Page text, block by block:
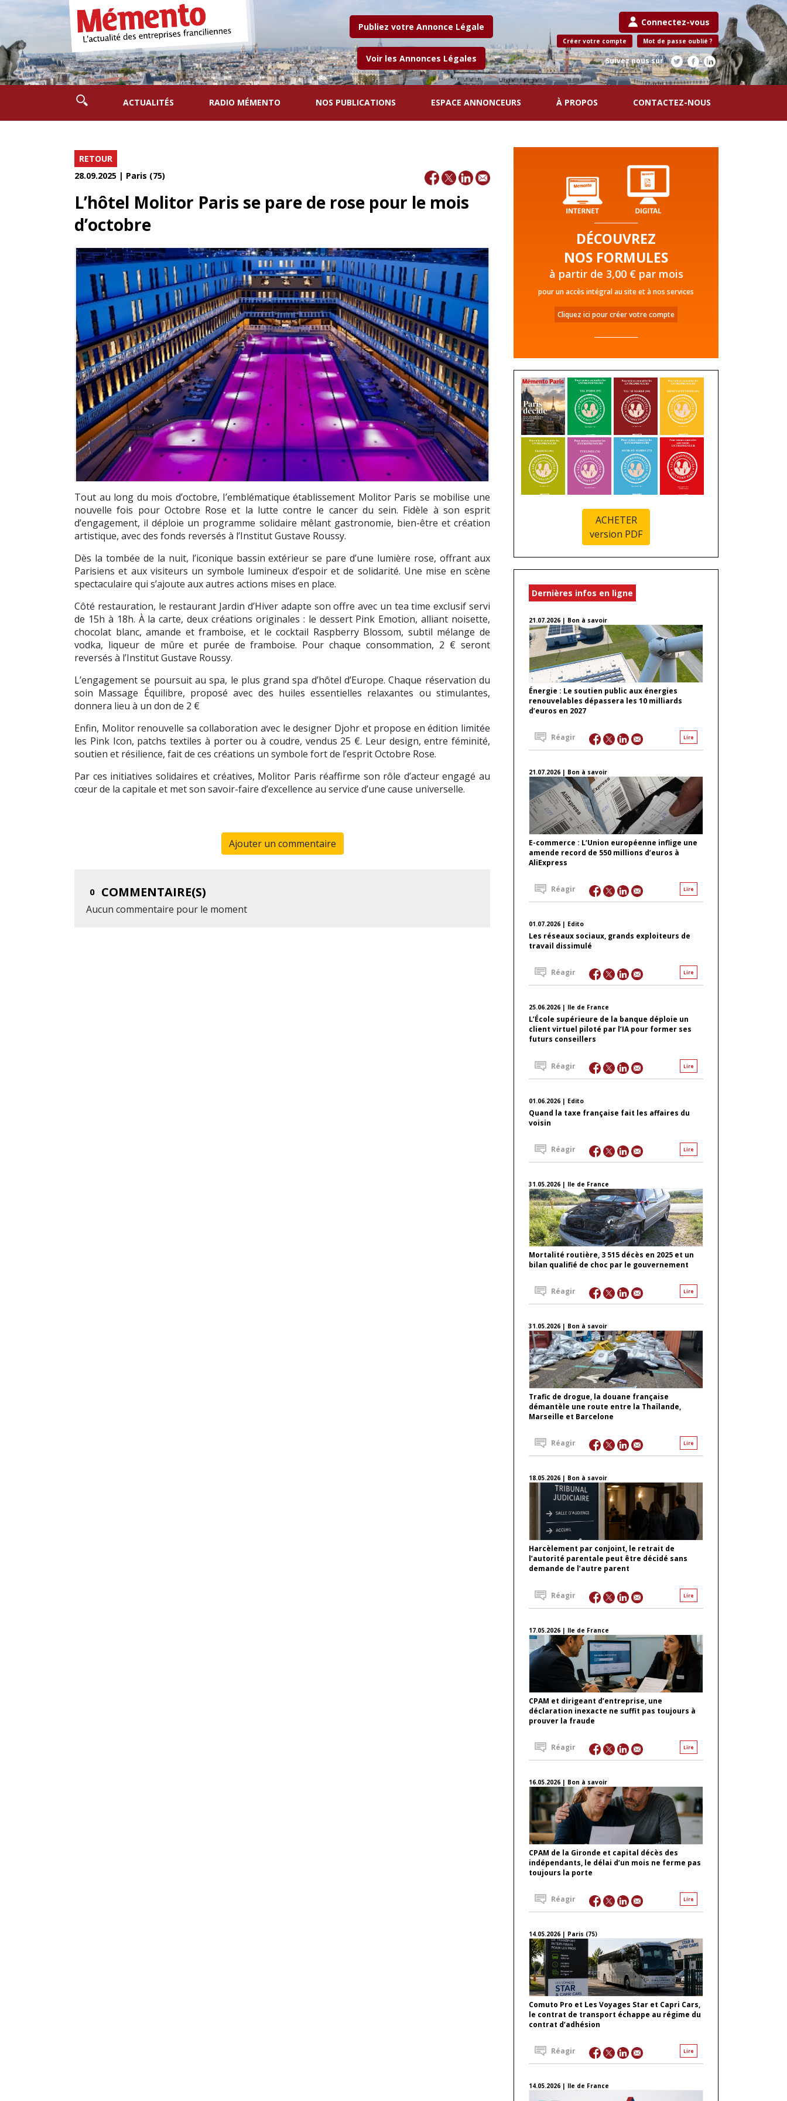
Publiez votre Annonce Légale
Voir les Annonces Légales
Connectez-vous
Créer votre compte Mot de passe oublié ?
Suivez nous sur
ACTUALITÉS RADIO MÉMENTO NOS PUBLICATIONS ESPACE ANNONCEURS À PROPOS CONTACTEZ-NOUS
RETOUR
28.09.2025 | Paris (75)
L’hôtel Molitor Paris se pare de rose pour le mois
d’octobre
Tout au long du mois d’octobre, l’emblématique établissement Molitor Paris se mobilise une
nouvelle fois pour Octobre Rose et la lutte contre le cancer du sein. Fidèle à son esprit
d’engagement, il déploie un programme solidaire mêlant gastronomie, bien-être et création
artistique, avec des fonds reversés à l’Institut Gustave Roussy.
Dès la tombée de la nuit, l’iconique bassin extérieur se pare d’une lumière rose, offrant aux
Parisiens et aux visiteurs un symbole lumineux d’espoir et de solidarité. Une mise en scène
spectaculaire qui s’ajoute aux autres actions mises en place.
Côté restauration, le restaurant Jardin d’Hiver adapte son offre avec un tea time exclusif servi
de 15h à 18h. À la carte, deux créations originales : le dessert Pink Emotion, alliant noisette,
chocolat blanc, amande et framboise, et le cocktail Raspberry Blossom, subtil mélange de
vodka, liqueur de mûre et purée de framboise. Pour chaque consommation, 2 € seront
reversés à l’Institut Gustave Roussy.
L’engagement se poursuit au spa, le plus grand spa d’hôtel d’Europe. Chaque réservation du
soin Massage Équilibre, proposé avec des huiles essentielles relaxantes ou stimulantes,
donnera lieu à un don de 2 €
Enfin, Molitor renouvelle sa collaboration avec le designer Djohr et propose en édition limitée
les Pink Icon, patchs textiles à porter ou à coudre, vendus 25 €. Leur design, entre féminité,
soutien et résilience, fait de ces créations un symbole fort de l’esprit Octobre Rose.
Par ces initiatives solidaires et créatives, Molitor Paris réaffirme son rôle d’acteur engagé au
cœur de la capitale et met son savoir-faire d’excellence au service d’une cause universelle.
Ajouter un commentaire
0 COMMENTAIRE(S)
Aucun commentaire pour le moment
DÉCOUVREZ
NOS FORMULES
à partir de 3,00 € par mois
pour un accès intégral au site et à nos services
Cliquez ici pour créer votre compte
ACHETER
version PDF
Dernières infos en ligne
21.07.2026 | Bon à savoir
Énergie : Le soutien public aux énergies
renouvelables dépassera les 10 milliards
d’euros en 2027
Lire
Réagir
21.07.2026 | Bon à savoir
E-commerce : L’Union européenne inflige une
amende record de 550 millions d’euros à
AliExpress
Lire
Réagir
01.07.2026 | Edito
Les réseaux sociaux, grands exploiteurs de
travail dissimulé
Lire
Réagir
25.06.2026 | Ile de France
L’École supérieure de la banque déploie un
client virtuel piloté par l’IA pour former ses
futurs conseillers
Lire
Réagir
01.06.2026 | Edito
Quand la taxe française fait les affaires du
voisin
Lire
Réagir
31.05.2026 | Ile de France
Mortalité routière, 3 515 décès en 2025 et un
bilan qualifié de choc par le gouvernement
Lire
Réagir
31.05.2026 | Bon à savoir
Trafic de drogue, la douane française
démantèle une route entre la Thaïlande,
Marseille et Barcelone
Lire
Réagir
18.05.2026 | Bon à savoir
Harcèlement par conjoint, le retrait de
l’autorité parentale peut être décidé sans
demande de l’autre parent
Lire
Réagir
17.05.2026 | Ile de France
CPAM et dirigeant d’entreprise, une
déclaration inexacte ne suffit pas toujours à
prouver la fraude
Lire
Réagir
16.05.2026 | Bon à savoir
CPAM de la Gironde et capital décès des
indépendants, le délai d’un mois ne ferme pas
toujours la porte
Lire
Réagir
14.05.2026 | Paris (75)
Comuto Pro et Les Voyages Star et Capri Cars,
le contrat de transport échappe au régime du
contrat d’adhésion
Lire
Réagir
14.05.2026 | Ile de France